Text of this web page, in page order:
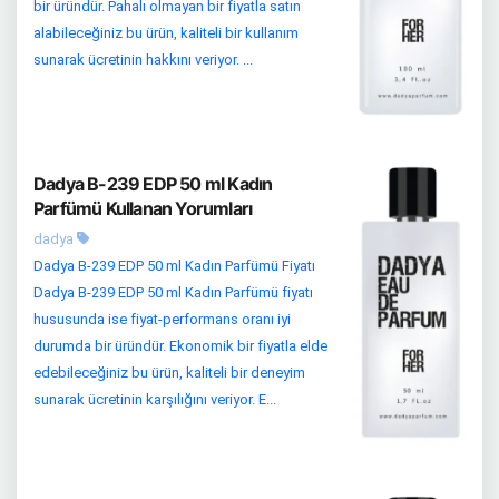
bir üründür. Pahalı olmayan bir fiyatla satın
alabileceğiniz bu ürün, kaliteli bir kullanım
sunarak ücretinin hakkını veriyor. ...
Dadya B-239 EDP 50 ml Kadın
Parfümü Kullanan Yorumları
dadya
Dadya B-239 EDP 50 ml Kadın Parfümü Fiyatı
Dadya B-239 EDP 50 ml Kadın Parfümü fiyatı
hususunda ise fiyat-performans oranı iyi
durumda bir üründür. Ekonomik bir fiyatla elde
edebileceğiniz bu ürün, kaliteli bir deneyim
sunarak ücretinin karşılığını veriyor. E...